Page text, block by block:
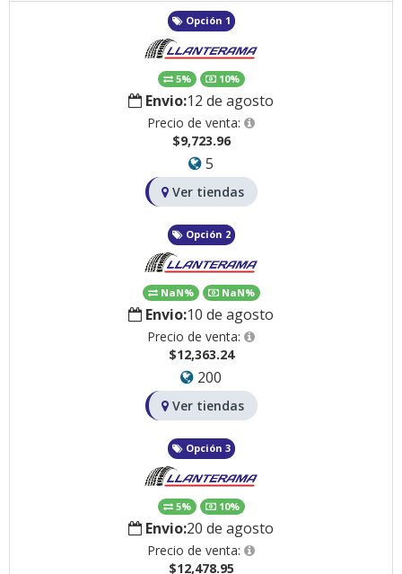
Opción 1
5% 10%
Envio:12 de agosto
Precio de venta:
$9,723.96
5
Ver tiendas
Opción 2
NaN% NaN%
Envio:10 de agosto
Precio de venta:
$12,363.24
200
Ver tiendas
Opción 3
5% 10%
Envio:20 de agosto
Precio de venta:
$12,478.95